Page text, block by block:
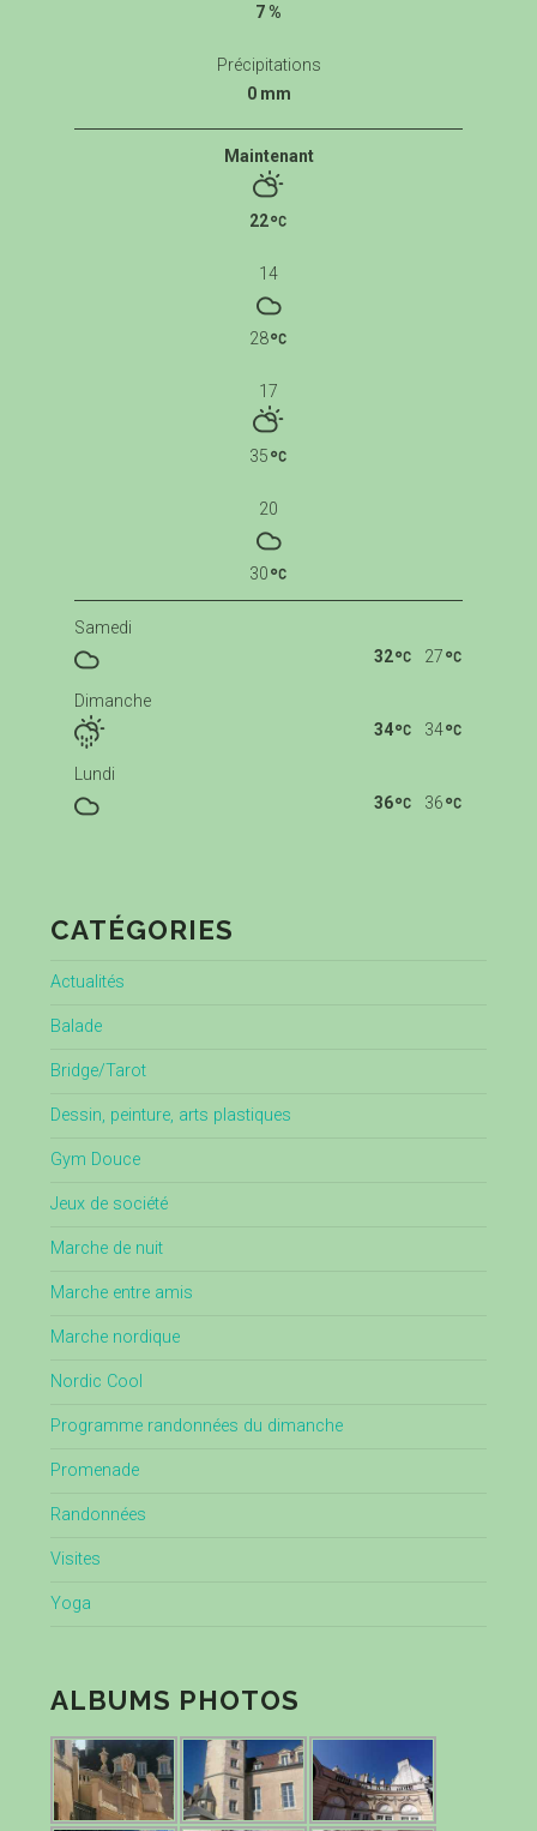
7 %
Précipitations
0 mm
Maintenant
22
14
28
17
35
20
30
Samedi
27
32
Dimanche
34
34
Lundi
36
36
CATÉGORIES
Actualités
Balade
Bridge/Tarot
Dessin, peinture, arts plastiques
Gym Douce
Jeux de société
Marche de nuit
Marche entre amis
Marche nordique
Nordic Cool
Programme randonnées du dimanche
Promenade
Randonnées
Visites
Yoga
ALBUMS PHOTOS